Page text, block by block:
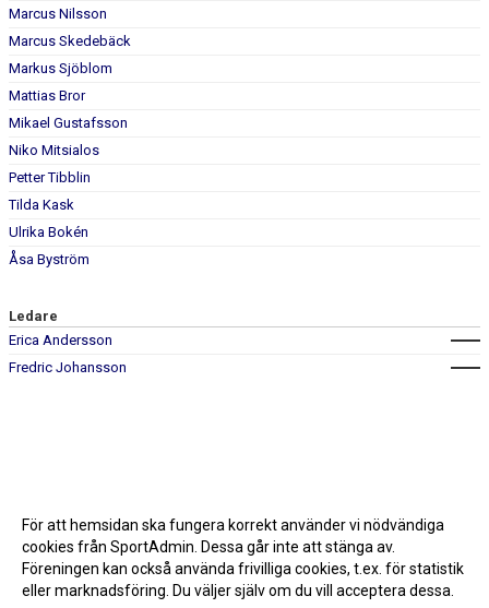
Marcus Nilsson
Marcus Skedebäck
Markus Sjöblom
Mattias Bror
Mikael Gustafsson
Niko Mitsialos
Petter Tibblin
Tilda Kask
Ulrika Bokén
Åsa Byström
Ledare
Erica Andersson
Fredric Johansson
För att hemsidan ska fungera korrekt använder vi nödvändiga
cookies från SportAdmin. Dessa går inte att stänga av.
Föreningen kan också använda frivilliga cookies, t.ex. för statistik
eller marknadsföring. Du väljer själv om du vill acceptera dessa.